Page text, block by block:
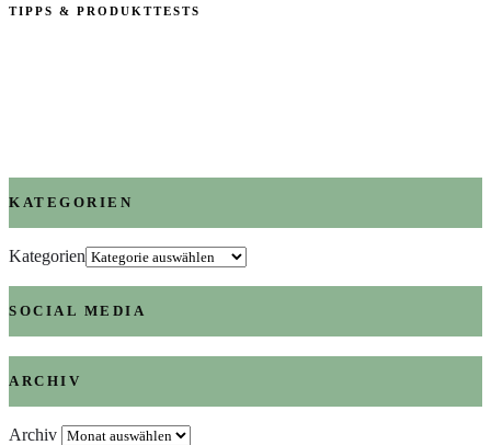
TIPPS & PRODUKTTESTS
KATEGORIEN
Kategorien
SOCIAL MEDIA
ARCHIV
Archiv